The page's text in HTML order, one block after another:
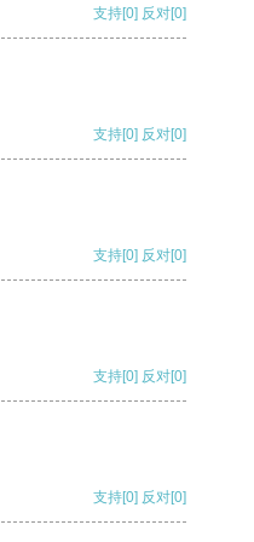
支持[0] 反对[0]
支持[0] 反对[0]
支持[0] 反对[0]
支持[0] 反对[0]
支持[0] 反对[0]